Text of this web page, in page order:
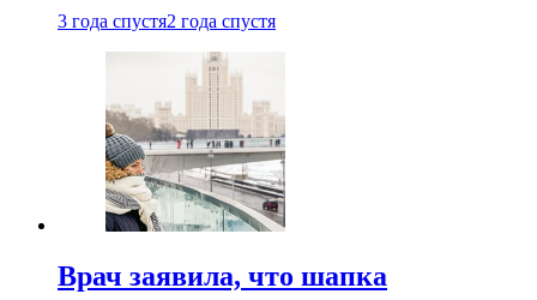
3 года спустя2 года спустя
Врач заявила, что шапка